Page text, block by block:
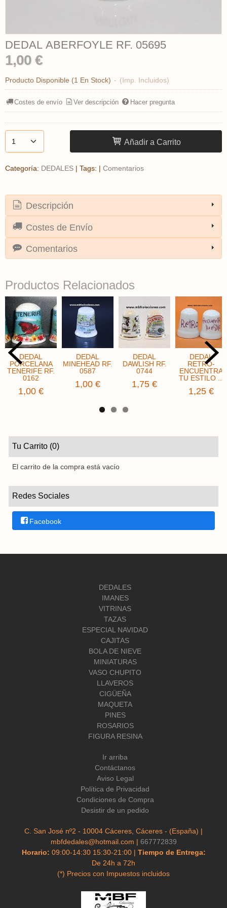
Tu Carrito (0)
El carrito de la compra está vacío
Redes Sociales
Facebook
DEDAL ABERFOYLE RF. 05695
1,00 €
Producto Disponible (1 En Stock) - (Imp. Incluidos)
Costes de envío Ver descripción Hacer pregunta
Añadir a Carrito
Categoría: DEDALES | Tags: | Comentarios
Descripción
Costes de Envío
Comentarios
Productos Relacionados
DEDAL
PORCELANA
TENERIFE RF.
0162
1,00 €
DEDAL
MINEHEAD RF.
0587
1,00 €
DEDAL
DAWLISH RF.
0744
1,75 €
DEDAL
RETRO-
ENCUENTRA
TU ESTILO ...
1,25 €
DEDALES
IMANES
VITRINAS
TAZAS
ESPECIAL NAVIDAD
CAJITAS
BOLA DE NIEVE
MINIATURAS
VASO CHUPITO
LLAVEROS
CIGÜEÑA
MAQUETA
PINES
ROSARIOS
FIGURA RESINA
Ir arriba
Contáctanos
Aviso Legal
Política de Privacidad
Condiciones de Compra
Desistir de un pedido
C. San José nº2 - 10004 Cáceres, Cáceres - (España) |
mbfdedales@hotmail.com | 667772839
Horario: 09:00-14:30 15:30-21:00 | Tiempo de Entrega:
De 24h a 72h
(*) Precios con Impuestos incluidos